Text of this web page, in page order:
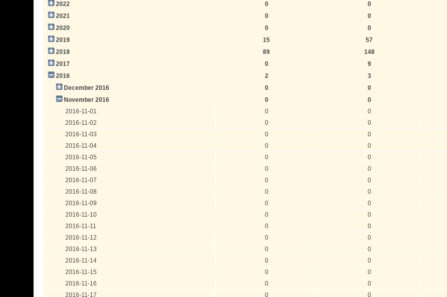
2022
0
0
2021
0
0
2020
0
0
2019
15
57
2018
89
148
2017
0
9
2016
2
3
December 2016
0
0
November 2016
0
0
2016-11-01
0
0
2016-11-02
0
0
2016-11-03
0
0
2016-11-04
0
0
2016-11-05
0
0
2016-11-06
0
0
2016-11-07
0
0
2016-11-08
0
0
2016-11-09
0
0
2016-11-10
0
0
2016-11-11
0
0
2016-11-12
0
0
2016-11-13
0
0
2016-11-14
0
0
2016-11-15
0
0
2016-11-16
0
0
2016-11-17
0
0